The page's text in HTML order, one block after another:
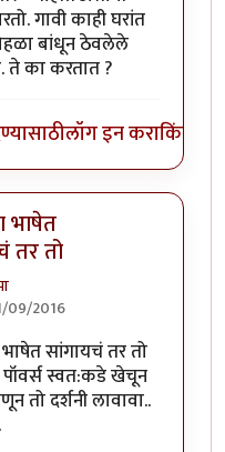
गावी काही घरांत
बांधून ठेवलेले
ते का करतात ?
लॉग इन कराकिंवा
भाषेत
तर तो
09/2016
toथोडेसे अवांतर - माहीते
सांगायचं तर तो
पॉवर्स स्वत:कडे खेचून
तो दर्शनी लावावा..